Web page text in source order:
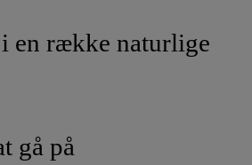
en række naturlige
gå på